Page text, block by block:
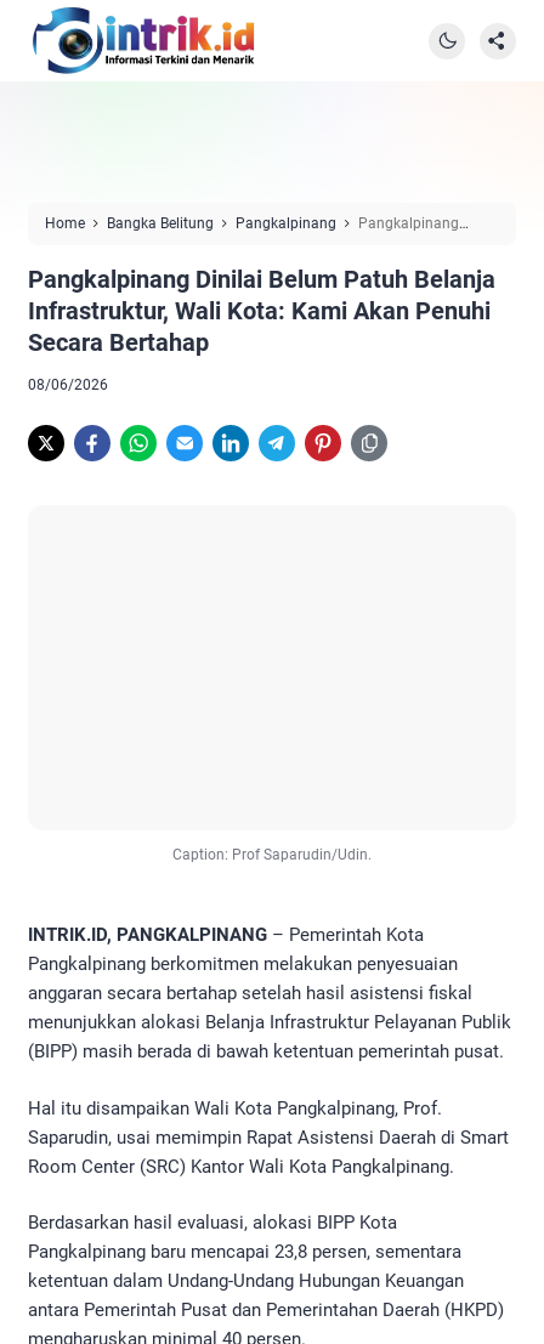
Home Bangka Belitung Pangkalpinang
Pangkalpinang
Penuhi Secara Bertahap
Pangkalpinang Dinilai Belum Patuh Belanja
Infrastruktur, Wali Kota: Kami Akan Penuhi
Secara Bertahap
08/06/2026
Caption: Prof Saparudin/Udin.
INTRIK.ID, PANGKALPINANG – Pemerintah Kota
Pangkalpinang berkomitmen melakukan penyesuaian
anggaran secara bertahap setelah hasil asistensi fiskal
menunjukkan alokasi Belanja Infrastruktur Pelayanan Publik
(BIPP) masih berada di bawah ketentuan pemerintah pusat.
Hal itu disampaikan Wali Kota Pangkalpinang, Prof.
Saparudin, usai memimpin Rapat Asistensi Daerah di Smart
Room Center (SRC) Kantor Wali Kota Pangkalpinang.
Berdasarkan hasil evaluasi, alokasi BIPP Kota
Pangkalpinang baru mencapai 23,8 persen, sementara
ketentuan dalam Undang-Undang Hubungan Keuangan
antara Pemerintah Pusat dan Pemerintahan Daerah (HKPD)
mengharuskan minimal 40 persen.